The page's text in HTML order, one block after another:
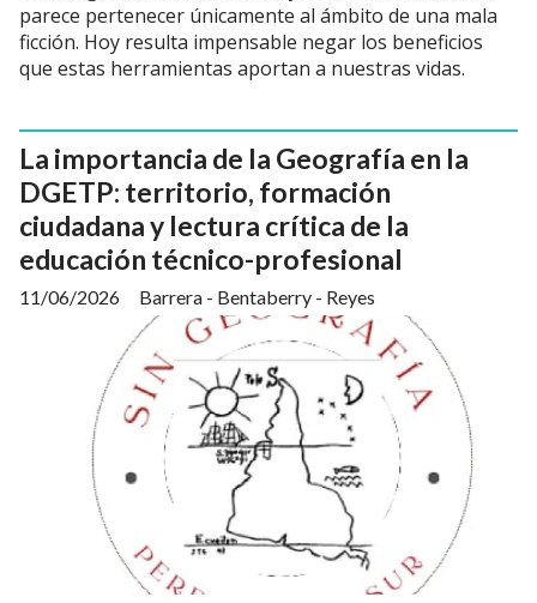
parece pertenecer únicamente al ámbito de una mala
ficción. Hoy resulta impensable negar los beneficios
que estas herramientas aportan a nuestras vidas.
La importancia de la Geografía en la
DGETP: territorio, formación
ciudadana y lectura crítica de la
educación técnico-profesional
Barrera - Bentaberry - Reyes
11/06/2026